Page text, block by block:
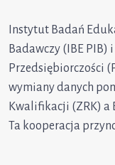
Instytut Badań
Badawczy (IBE PIB)
Przedsiębiorczości
wymiany danych
Kwalifikacji (ZRK) a
Ta kooperacja